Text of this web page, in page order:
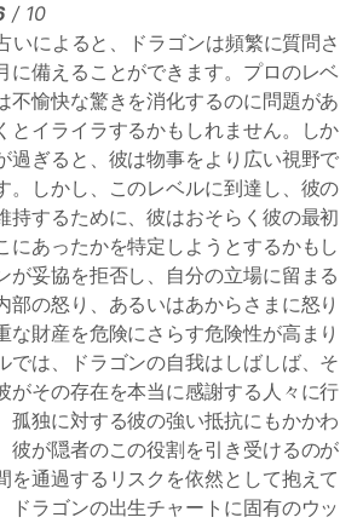
/ 10
いによると、ドラゴンは頻繁に質問さ
に備えることができます。プロのレベ
不愉快な驚きを消化するのに問題があ
とイライラするかもしれません。しか
過ぎると、彼は物事をより広い視野で
。しかし、このレベルに到達し、彼の
持するために、彼はおそらく彼の最初
にあったかを特定しようとするかもし
が妥協を拒否し、自分の立場に留まる
部の怒り、あるいはあからさまに怒り
な財産を危険にさらす危険性が高まり
では、ドラゴンの自我はしばしば、そ
がその存在を本当に感謝する人々に行
孤独に対する彼の強い抵抗にもかかわ
彼が隠者のこの役割を引き受けるのが
を通過するリスクを依然として抱えて
ドラゴンの出生チャートに固有のウッ